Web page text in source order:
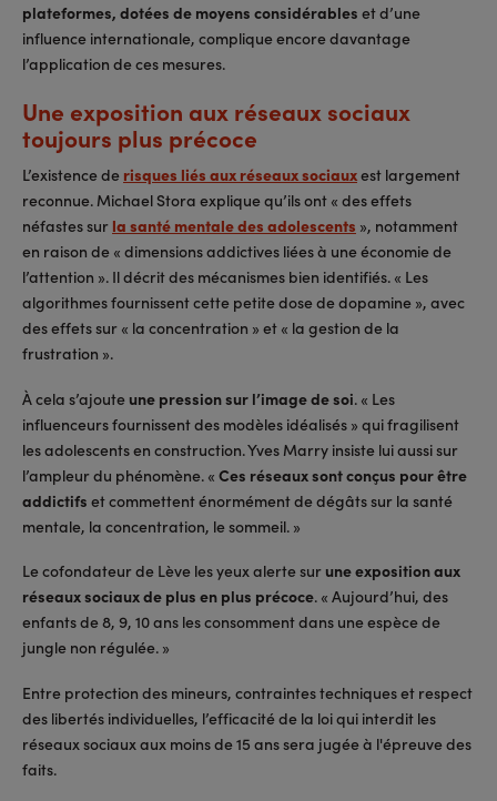
plateformes, dotées de moyens considérables et d’une
influence internationale, complique encore davantage
l’application de ces mesures.
Une exposition aux réseaux sociaux
toujours plus précoce
L’existence de risques liés aux réseaux sociauxest largement
reconnue. Michael Stora explique qu’ils ont « des effets
néfastes sur la santé mentale des adolescents », notamment
en raison de « dimensions addictives liées à une économie de
l’attention ». Il décrit des mécanismes bien identifiés. « Les
algorithmes fournissent cette petite dose de dopamine », avec
des effets sur « la concentration » et « la gestion de la
frustration ».
À cela s’ajoute une pression sur l’image de soi. « Les
influenceurs fournissent des modèles idéalisés » qui fragilisent
les adolescents en construction. Yves Marry insiste lui aussi sur
l’ampleur du phénomène. « Ces réseaux sont conçus pour être
addictifs et commettent énormément de dégâts sur la santé
mentale, la concentration, le sommeil. »
Le cofondateur de Lève les yeux alerte sur une exposition aux
réseaux sociaux de plus en plus précoce. « Aujourd’hui, des
enfants de 8, 9, 10 ans les consomment dans une espèce de
jungle non régulée. »
Entre protection des mineurs, contraintes techniques et respect
des libertés individuelles, l’efficacité de la loi qui interdit les
réseaux sociaux aux moins de 15 ans sera jugée à l'épreuve des
faits.